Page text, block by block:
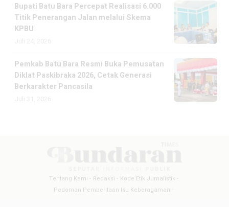
Bupati Batu Bara Percepat Realisasi 6.000
Titik Penerangan Jalan melalui Skema
KPBU
Pemkab Batu Bara Resmi Buka Pemusatan
Diklat Paskibraka 2026, Cetak Generasi
Berkarakter Pancasila
Tentang Kami Redaksi
Kode Etik Jurnalistik
Pedoman Pemberitaan Isu Keberagaman